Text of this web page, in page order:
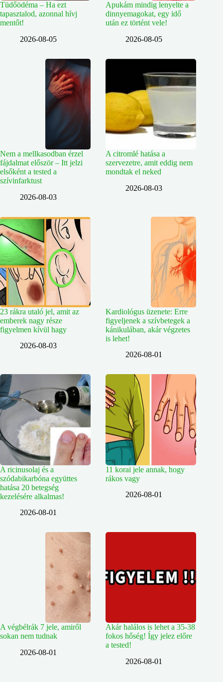
Tüdőödéma – Ha ezt
tapasztalod, azonnal hívj
mentőt!
2026-08-05
Apukám mindig lenyelte a
dinnyemagokat, egy idő
után ez történt vele!
2026-08-05
Nem a mellkasodban érzel
fájdalmat először – Itt jelzi
elsőként a tested a
szívinfarktust
2026-08-03
A citromlé hatása a
szervezetre, amit eddig nem
mondtak el neked
2026-08-03
23 rákra utaló jel, amit az
emberek nagy része
figyelmen kívül hagy
2026-08-03
Kardiológus üzenete: Erre
figyeljenek a szívbetegek a
kánikulában, akár végzetes
is lehet!
2026-08-01
A ricinusolaj és a
szódabikarbóna együttes
hatása 20 betegség
kezelésére alkalmas!
2026-08-01
11 korai jele annak, hogy
rákos vagy
2026-08-01
A végbélrák 7 jele, amiről
sokan nem tudnak
2026-08-01
Akár halálos is lehet a 35-38
fokos hőség! Így jelez előre
a tested!
2026-08-01